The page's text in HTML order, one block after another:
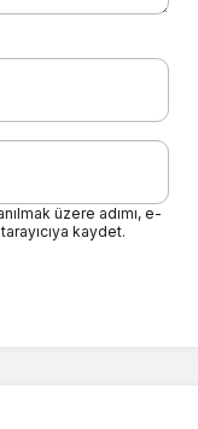
üzere adımı, e-
kaydet.